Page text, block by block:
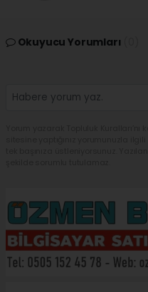
Okuyucu Yorumları